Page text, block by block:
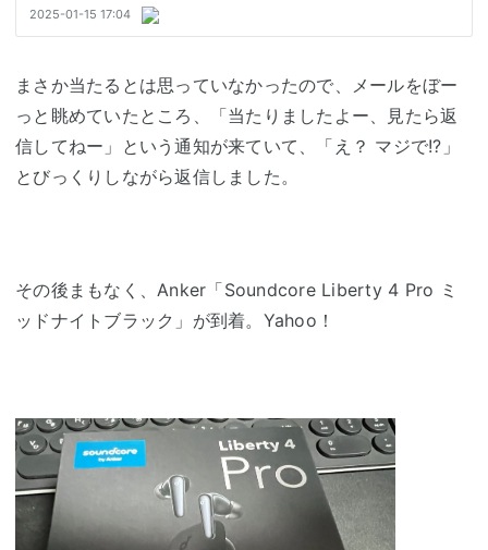
まさか当たるとは思っていなかったので、メールをぼー
っと眺めていたところ、「当たりましたよー、見たら返
信してねー」という通知が来ていて、「え？ マジで!?」
とびっくりしながら返信しました。
その後まもなく、Anker「Soundcore Liberty 4 Pro ミ
ッドナイトブラック」が到着。Yahoo！